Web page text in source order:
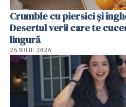
Crumble cu piersici și
Desertul verii care te
lingură
26 IULIE 2026